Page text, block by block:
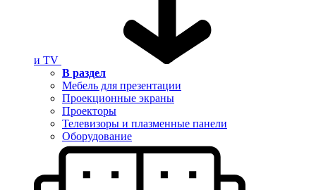
и TV
В раздел
Мебель для презентации
Проекционные экраны
Проекторы
Телевизоры и плазменные панели
Оборудование